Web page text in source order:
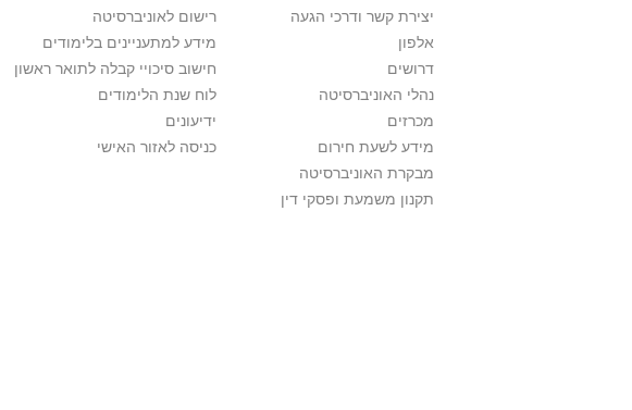
יצירת קשר ודרכי הגעה
אלפון
דרושים
נהלי האוניברסיטה
מכרזים
מידע לשעת חירום
מבקרת האוניברסיטה
תקנון משמעת ופסקי דין
רישום לאוניברסיטה
מידע למתעניינים בלימודים
חישוב סיכויי קבלה לתואר ראשון
לוח שנת הלימודים
ידיעונים
כניסה לאזור האישי